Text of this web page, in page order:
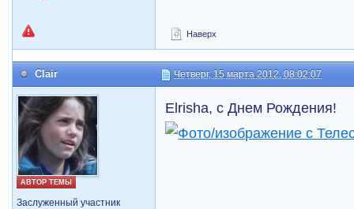
Наверх
Clair Четверг, 15 марта 2012, 08:02:07
АВТОР ТЕМЫ
Заслуженный участник
Elrisha, с Днем Рождения!